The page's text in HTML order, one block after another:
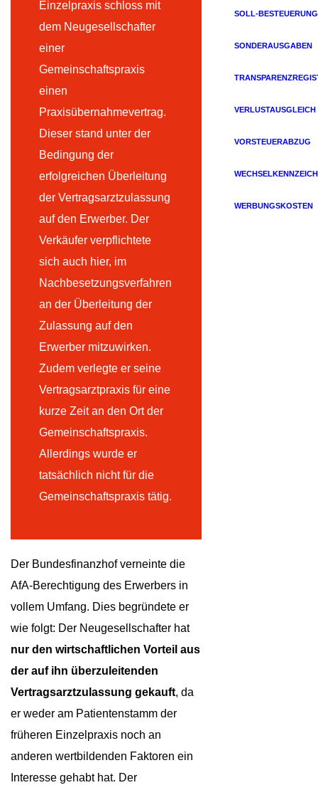
Einzelpraxis schloss mit
dem Neugesellschafter
einer
Gemeinschaftspraxis
einen
Praxisübernahmevertrag.
Dieser stand unter der
Bedingung der
erfolgreichen Überleitung
der Vertragsarztzulassung
auf den Erwerber. Der
Verkäufer verpflichtete
sich auch hier, im
Nachbesetzungsverfahren
an der Überleitung der
Zulassung auf den
Erwerber mitzuwirken.
Zudem verlegte er seine
Vertragsarztpraxis für eine
kurze Zeit an den Ort der
Gemeinschaftspraxis.
Allerdings wurde er
tatsächlich nicht für die
Gemeinschaftspraxis tätig.
Der Bundesfinanzhof verneinte die
AfA-Berechtigung des Erwerbers in
vollem Umfang. Dies begründete er
wie folgt: Der Neugesellschafter hat
nur den wirtschaftlichen Vorteil aus
der auf ihn überzuleitenden
Vertragsarztzulassung gekauft, da
er weder am Patientenstamm der
früheren Einzelpraxis noch an
anderen wertbildenden Faktoren ein
Interesse gehabt hat. Der
SOLL-BESTEUERUNG
SONDERAUSGABEN
VERLUSTAUSGLEICH
VORSTEUERABZUG
WERBUNGSKOSTEN